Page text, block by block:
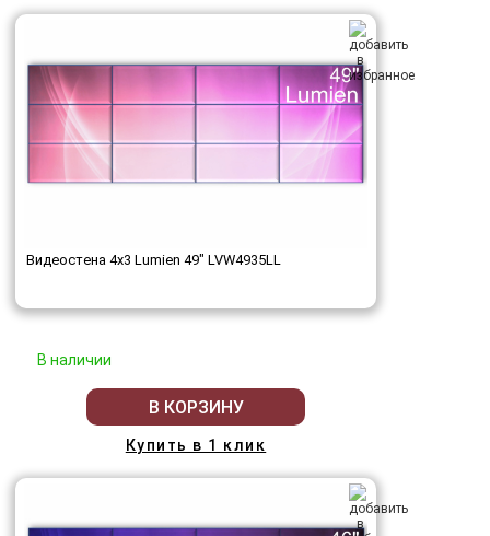
Видеостена 4x3 Lumien 49" LVW4935LL
В наличии
В КОРЗИНУ
Купить в 1 клик